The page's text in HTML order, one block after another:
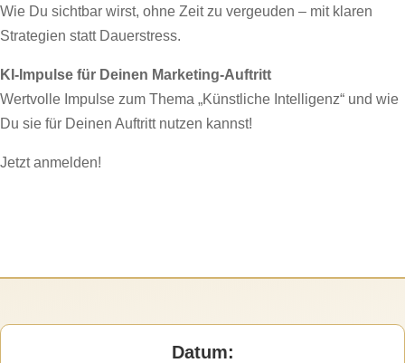
Wie Du sichtbar wirst, ohne Zeit zu vergeuden – mit klaren
Strategien statt Dauerstress.
KI-Impulse für Deinen Marketing-Auftritt
Wertvolle Impulse zum Thema „Künstliche Intelligenz“ und wie
Du sie für Deinen Auftritt nutzen kannst!
Jetzt anmelden!
Datum: